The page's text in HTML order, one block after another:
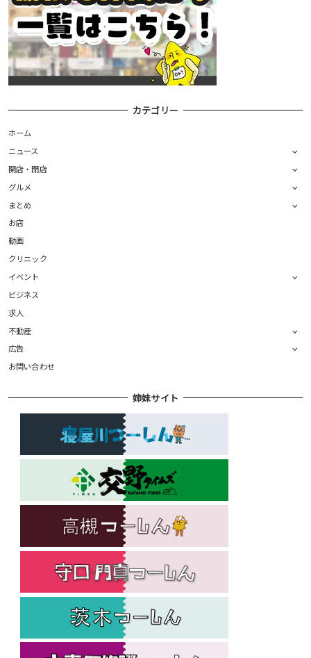
カテゴリー
ホーム
ニュース
開店・閉店
グルメ
まとめ
お店
動画
クリニック
イベント
ビジネス
求人
不動産
広告
お問い合わせ
姉妹サイト